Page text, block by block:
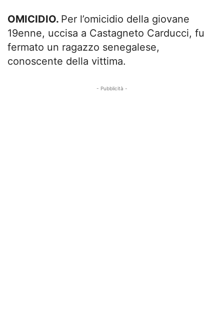
OMICIDIO. Per l’omicidio della giovane
19enne, uccisa a Castagneto Carducci, fu
fermato un ragazzo senegalese,
conoscente della vittima.
- Pubblicità -